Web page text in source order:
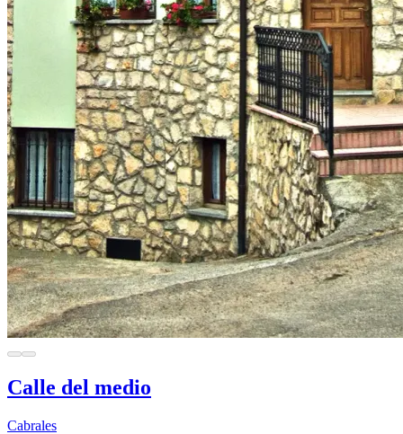
Calle del medio
Cabrales